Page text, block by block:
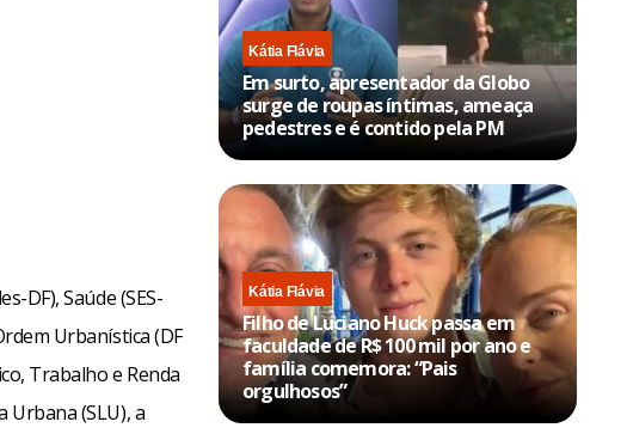
DF), Saúde (SES-
Urbanística (DF
Trabalho e Renda
Urbana (SLU), a
Kátia Flávia
Em surto, apresentador da Globo
surge de roupas íntimas, ameaça
pedestres e é contido pela PM
Kátia Flávia
Filho de Luciano Huck passa em
faculdade de R$ 100 mil por ano e
família comemora: “Pais
orgulhosos”